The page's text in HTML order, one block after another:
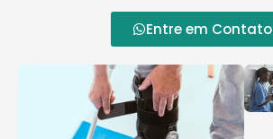
Entre em Contato